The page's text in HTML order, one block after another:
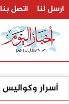
ارسل لنا اتصل بنا
أسرار وكواليس